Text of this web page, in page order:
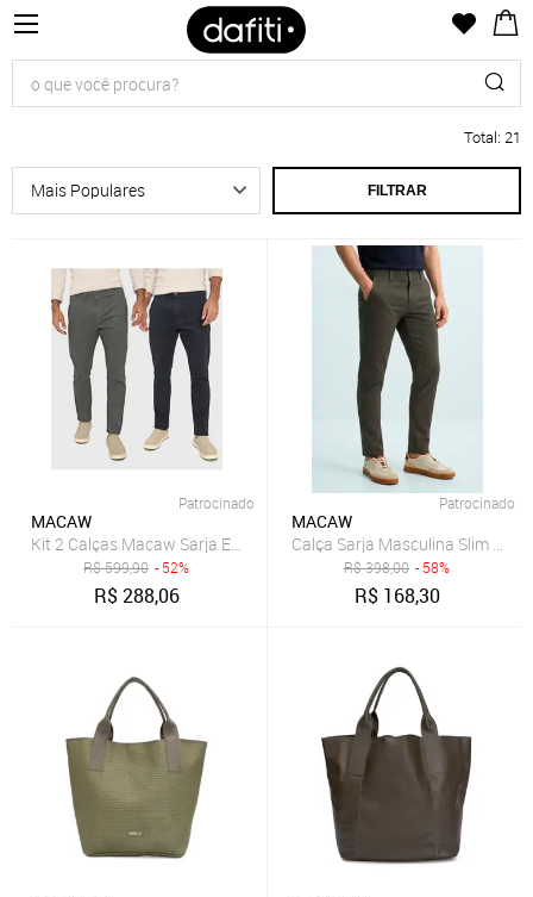
Total: 21
FILTRAR
Patrocinado
MACAW
Kit 2 Calças Macaw Sarja Elastano Insert Verde e Azul Marinho
R$599,90 - 52%
R$288,06
Patrocinado
MACAW
R$398,00 - 58%
R$ 168,30